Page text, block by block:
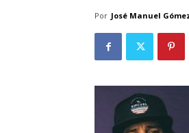
Por José Manuel